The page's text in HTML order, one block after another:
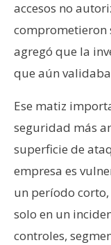
accesos no
comprometieron
agregó que la
que aún
Ese matiz
seguridad más
superficie de
empresa es
un período
solo en un
controles,